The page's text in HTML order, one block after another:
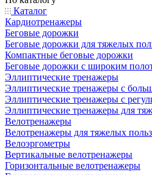
Каталог
Кардиотренажеры
Беговые дорожки
Беговые дорожки для тяжелых
Компактные беговые дорожки
Беговые дорожки с широким
Эллиптические тренажеры
Эллиптические тренажеры с
Эллиптические тренажеры с
Эллиптические тренажеры для
Велотренажеры
Велотренажеры для тяжелых
Велоэргометры
Вертикальные велотренажеры
Горизонтальные велотренажеры